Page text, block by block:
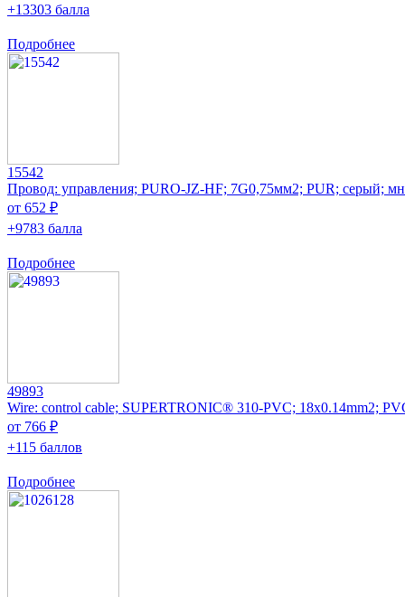
+13303 балла
Подробнее
15542
Провод: управления; PURO-JZ-HF; 7G0,75мм2; PUR; серый;
от 652 ₽
+9783 балла
Подробнее
49893
Wire: control cable; SUPERTRONIC® 310-PVC; 18x0.14mm2;
от 766 ₽
+115 баллов
Подробнее